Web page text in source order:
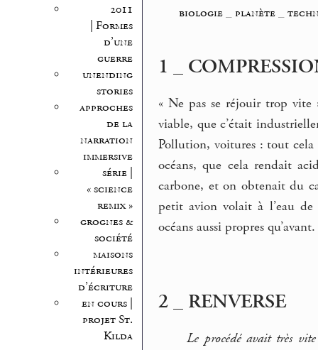
2011
| Formes
d’une
guerre
unending
stories
approches
de la
narration
immersive
série |
« science
remix »
grognes &
société
maisons
intérieures
d’écriture
en cours |
projet St.
Kilda
biologie_ planète_
1 _
« Ne pas se réjouir trop vite
viable, que c’était
Pollution, voitures : tout cela
océans, que cela rendait
carbone, et on obtenait du
petit avion volait à l’eau de
océans aussi propres qu’avant.
2 _ RENVERSE
Le procédé avait très